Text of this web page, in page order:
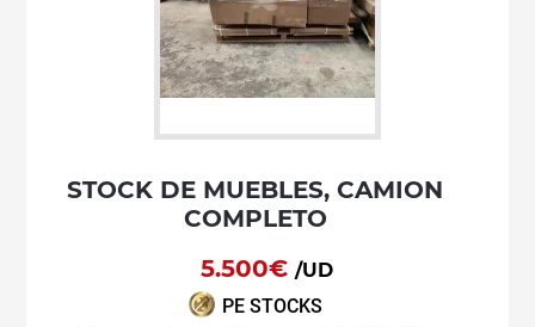
STOCK DE MUEBLES, CAMION
COMPLETO
5.500€/UD
PE STOCKS